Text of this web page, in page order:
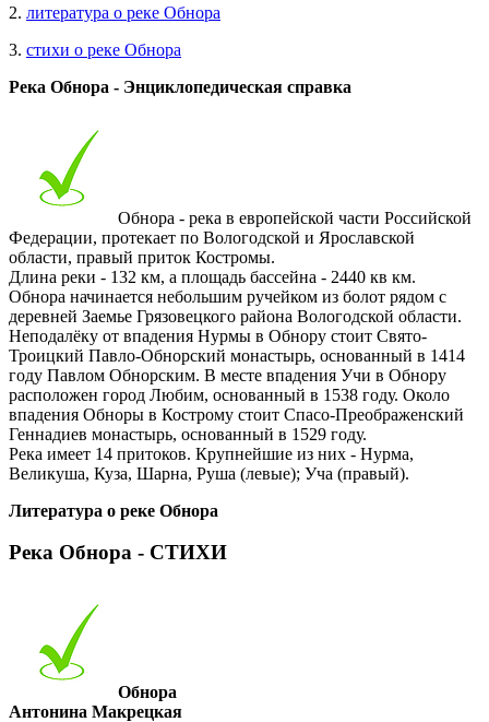
2. литература о реке Обнора
3. стихи о реке Обнора
Река Обнора - Энциклопедическая справка
Обнора - река в европейской части Российской
Федерации, протекает по Вологодской и Ярославской
области, правый приток Костромы.
Длина реки - 132 км, а площадь бассейна - 2440 кв км.
Обнора начинается небольшим ручейком из болот рядом с
деревней Заемье Грязовецкого района Вологодской области.
Неподалёку от впадения Нурмы в Обнору стоит Свято-
Троицкий Павло-Обнорский монастырь, основанный в 1414
году Павлом Обнорским. В месте впадения Учи в Обнору
расположен город Любим, основанный в 1538 году. Около
впадения Обноры в Кострому стоит Спасо-Преображенский
Геннадиев монастырь, основанный в 1529 году.
Река имеет 14 притоков. Крупнейшие из них - Нурма,
Великуша, Куза, Шарна, Руша (левые); Уча (правый).
Литература о реке Обнора
Река Обнора - СТИХИ
Обнора
Антонина Макрецкая